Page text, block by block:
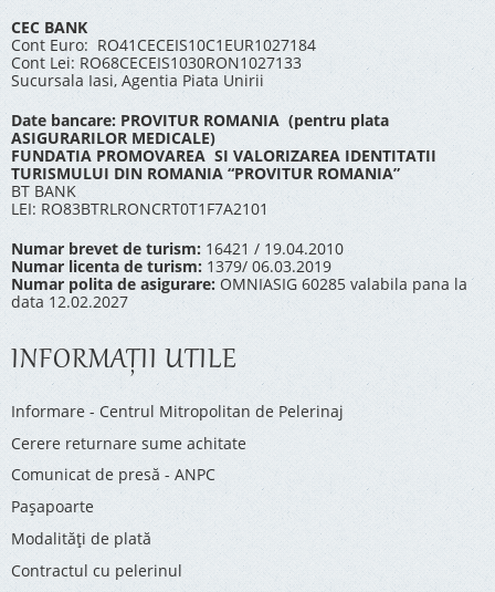
CEC BANK
Cont Euro: RO41CECEIS10C1EUR1027184
Cont Lei: RO68CECEIS1030RON1027133
Sucursala Iasi, Agentia Piata Unirii
Date bancare: PROVITUR ROMANIA (pentru plata
ASIGURARILOR MEDICALE)
FUNDATIA PROMOVAREA SI VALORIZAREA IDENTITATII
TURISMULUI DIN ROMANIA “PROVITUR ROMANIA”
BT BANK
LEI: RO83BTRLRONCRT0T1F7A2101
Numar brevet de turism: 16421 / 19.04.2010
Numar licenta de turism: 1379/ 06.03.2019
Numar polita de asigurare: OMNIASIG 60285 valabila pana la
data 12.02.2027
INFORMAŢII UTILE
Informare - Centrul Mitropolitan de Pelerinaj
Cerere returnare sume achitate
Comunicat de presă - ANPC
Pașapoarte
Modalități de plată
Contractul cu pelerinul